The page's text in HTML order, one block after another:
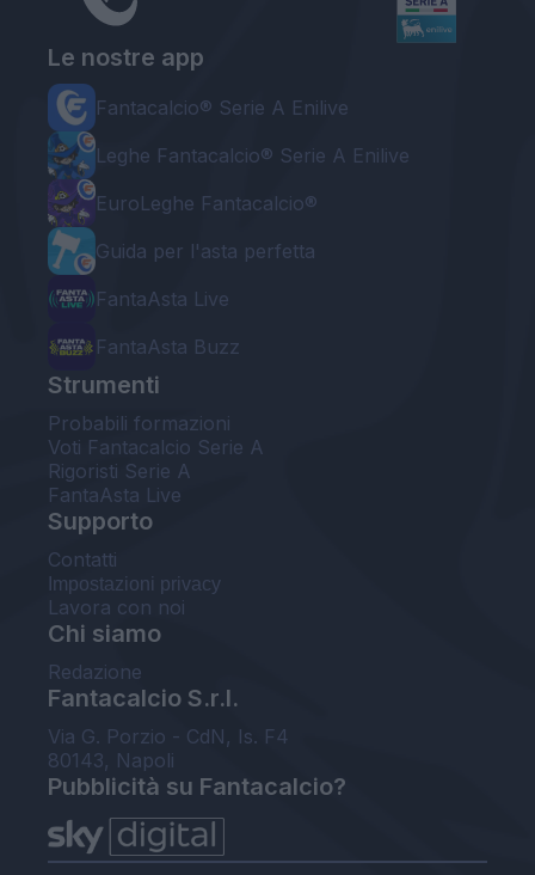
Le nostre app
Fantacalcio® Serie A Enilive
Leghe Fantacalcio® Serie A Enilive
EuroLeghe Fantacalcio®
Guida per l'asta perfetta
FantaAsta Live
FantaAsta Buzz
Strumenti
Probabili formazioni
Voti Fantacalcio Serie A
Rigoristi Serie A
FantaAsta Live
Supporto
Contatti
Impostazioni privacy
Lavora con noi
Chi siamo
Redazione
Fantacalcio S.r.l.
Via G. Porzio - CdN, Is. F4
80143, Napoli
Pubblicità su Fantacalcio?